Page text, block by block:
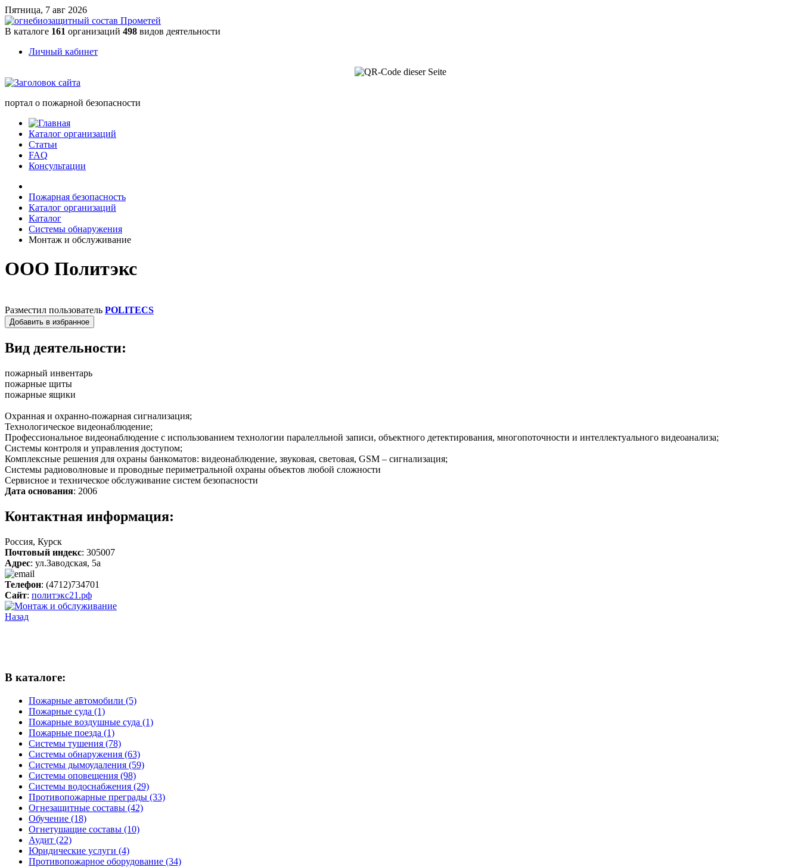
Пятница, 7 авг 2026
В каталоге 161 организаций 498 видов деятельности
Личный кабинет
портал о пожарной безопасности
Каталог организаций
Статьи
FAQ
Консультации
Пожарная безопасность
Каталог организаций
Каталог
Системы обнаружения
Монтаж и обслуживание
ООО Политэкс
Разместил пользователь POLITECS
Добавить в избранное
Вид деятельности:
пожарный инвентарь
пожарные щиты
пожарные ящики
Охранная и охранно-пожарная сигнализация;
Технологическое видеонаблюдение;
Профессиональное видеонаблюдение с использованием технологии паралелльной записи, объектного детектирования, многопоточности и интеллектуального видеоанализа;
Системы контроля и управления доступом;
Комплексные решения для охраны банкоматов: видеонаблюдение, звуковая, световая, GSM – сигнализация;
Системы радиоволновые и проводные периметральной охраны объектов любой сложности
Сервисное и техническое обслуживание систем безопасности
Дата основания: 2006
Контактная информация:
Россия, Курск
Почтовый индекс: 305007
Адрес: ул.Заводская, 5а
Телефон: (4712)734701
Сайт: политэкс21.рф
Назад
В каталоге:
Пожарные автомобили (5)
Пожарные суда (1)
Пожарные воздушные суда (1)
Пожарные поезда (1)
Системы тушения (78)
Системы обнаружения (63)
Системы дымоудаления (59)
Системы оповещения (98)
Системы водоснабжения (29)
Противопожарные преграды (33)
Огнезащитные составы (42)
Обучение (18)
Огнетушащие составы (10)
Аудит (22)
Юридические услуги (4)
Противопожарное оборудование (34)